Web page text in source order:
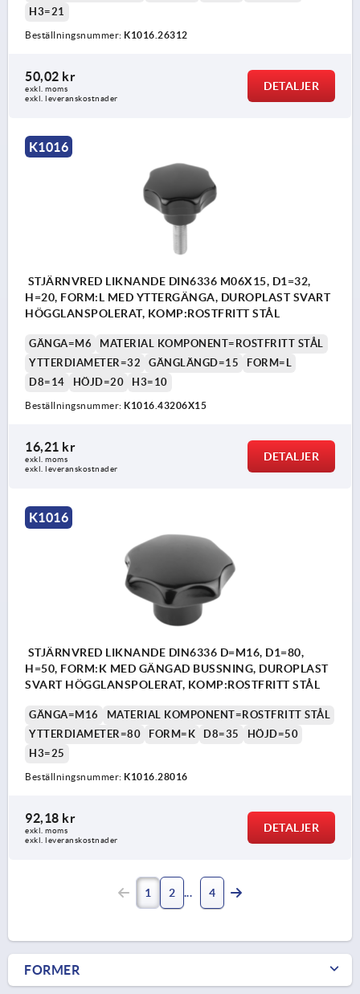
H3=21
Beställningsnummer: K1016.26312
50,02 kr
exkl. moms
exkl. leveranskostnader
DETALJER
K1016
STJÄRNVRED LIKNANDE DIN6336 M06X15, D1=32,
H=20, FORM:L MED YTTERGÄNGA, DUROPLAST SVART
HÖGGLANSPOLERAT, KOMP:ROSTFRITT STÅL
GÄNGA=M6
MATERIAL KOMPONENT=ROSTFRITT STÅL
YTTERDIAMETER=32
GÄNGLÄNGD=15
FORM=L
D8=14
HÖJD=20 H3=10
Beställningsnummer: K1016.43206X15
16,21 kr
exkl. moms
exkl. leveranskostnader
DETALJER
K1016
STJÄRNVRED LIKNANDE DIN6336 D=M16, D1=80,
H=50, FORM:K MED GÄNGAD BUSSNING, DUROPLAST
SVART HÖGGLANSPOLERAT, KOMP:ROSTFRITT STÅL
GÄNGA=M16
MATERIAL KOMPONENT=ROSTFRITT STÅL
YTTERDIAMETER=80
FORM=K D8=35
HÖJD=50
H3=25
Beställningsnummer: K1016.28016
92,18 kr
exkl. moms
exkl. leveranskostnader
DETALJER
1 2 4
FORMER